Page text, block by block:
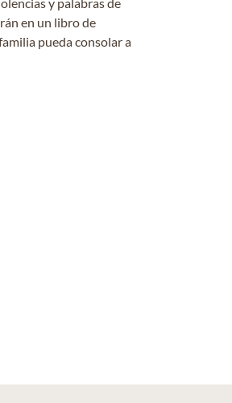
en un libro de
pueda consolar a